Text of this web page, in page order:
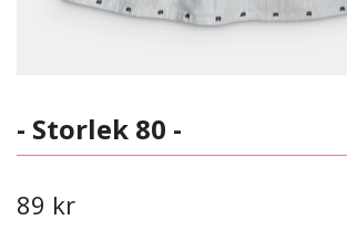
- Storlek 80 -
89 kr